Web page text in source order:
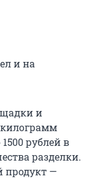
и на
и
рублей в
разделки.
продукт —